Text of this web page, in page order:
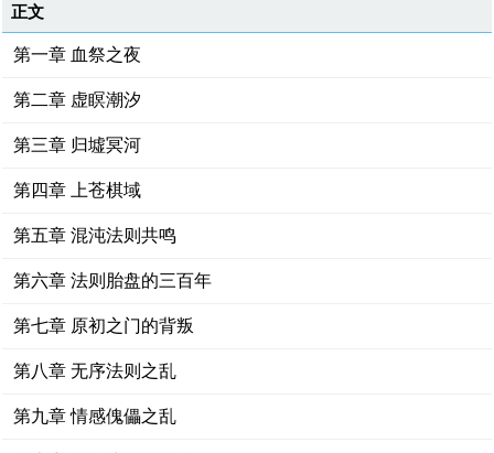
正文
第一章 血祭之夜
第二章 虚瞑潮汐
第三章 归墟冥河
第四章 上苍棋域
第五章 混沌法则共鸣
第六章 法则胎盘的三百年
第七章 原初之门的背叛
第八章 无序法则之乱
第九章 情感傀儡之乱